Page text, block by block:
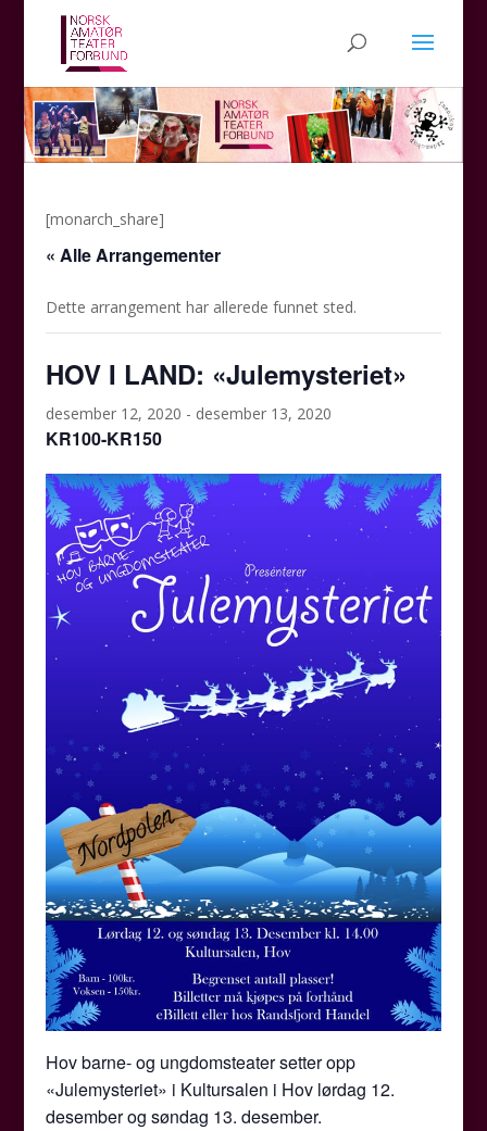
[monarch_share]
« Alle Arrangementer
Dette arrangement har allerede funnet sted.
HOV I LAND: «Julemysteriet»
desember 12, 2020 - desember 13, 2020
KR100-KR150
Hov barne- og ungdomsteater setter opp
«Julemysteriet» i Kultursalen i Hov lørdag 12.
desember og søndag 13. desember.